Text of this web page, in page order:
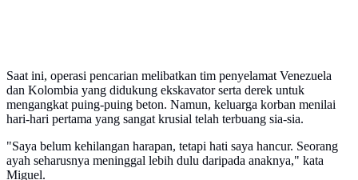
Saat ini, operasi pencarian melibatkan tim penyelamat Venezuela
dan Kolombia yang didukung ekskavator serta derek untuk
mengangkat puing-puing beton. Namun, keluarga korban menilai
hari-hari pertama yang sangat krusial telah terbuang sia-sia.
"Saya belum kehilangan harapan, tetapi hati saya hancur. Seorang
ayah seharusnya meninggal lebih dulu daripada anaknya," kata
Miguel.